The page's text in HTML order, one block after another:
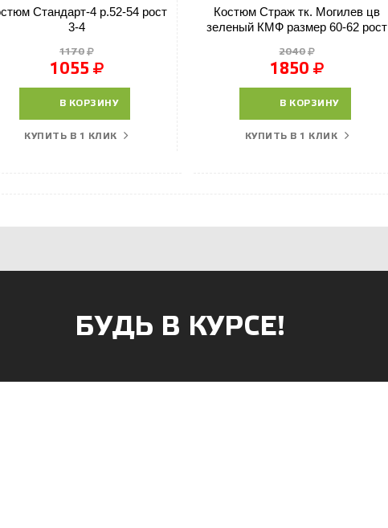
Стандарт-4 р.52-54 рост
3-4
1170
1055
В КОРЗИНУ
КУПИТЬ В 1 КЛИК
Костюм Страж тк. Могилев цв
зеленый КМФ размер 60-62 рост
2040
1850
В КОРЗИНУ
КУПИТЬ В 1 КЛИК
БУДЬ В КУРСЕ!